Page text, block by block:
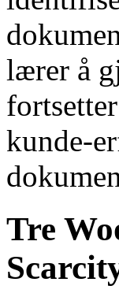
lærer å
kunde-
Tre